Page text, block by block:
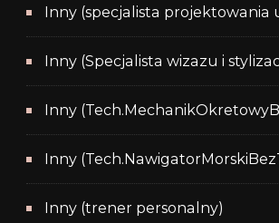
Inny (specjalista projektowania
Inny (Specjalista wizazu i
Inny
Inny
Inny (trener personalny)